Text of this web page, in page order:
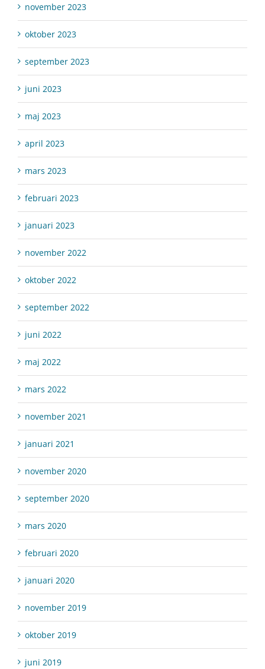
november 2023
oktober 2023
september 2023
juni 2023
maj 2023
april 2023
mars 2023
februari 2023
januari 2023
november 2022
oktober 2022
september 2022
juni 2022
maj 2022
mars 2022
november 2021
januari 2021
november 2020
september 2020
mars 2020
februari 2020
januari 2020
november 2019
oktober 2019
juni 2019